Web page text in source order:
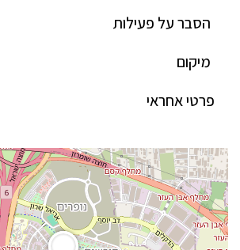
הסבר על פעילות
מיקום
פרטי אחראי